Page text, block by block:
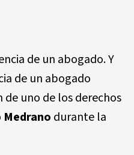
de un abogado. Y
de un abogado
uno de los derechos
Medrano durante la